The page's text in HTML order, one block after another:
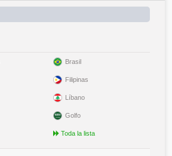
Brasil
Filipinas
Líbano
Golfo
Toda la lista